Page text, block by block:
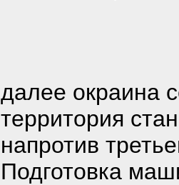
далее окраина
территория
напротив
Подготовка